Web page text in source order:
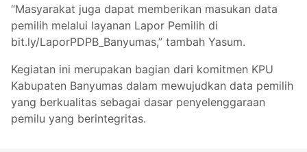
“Masyarakat juga dapat memberikan masukan data
pemilih melalui layanan Lapor Pemilih di
bit.ly/LaporPDPB_Banyumas,” tambah Yasum.
Kegiatan ini merupakan bagian dari komitmen KPU
Kabupaten Banyumas dalam mewujudkan data pemilih
yang berkualitas sebagai dasar penyelenggaraan
pemilu yang berintegritas.